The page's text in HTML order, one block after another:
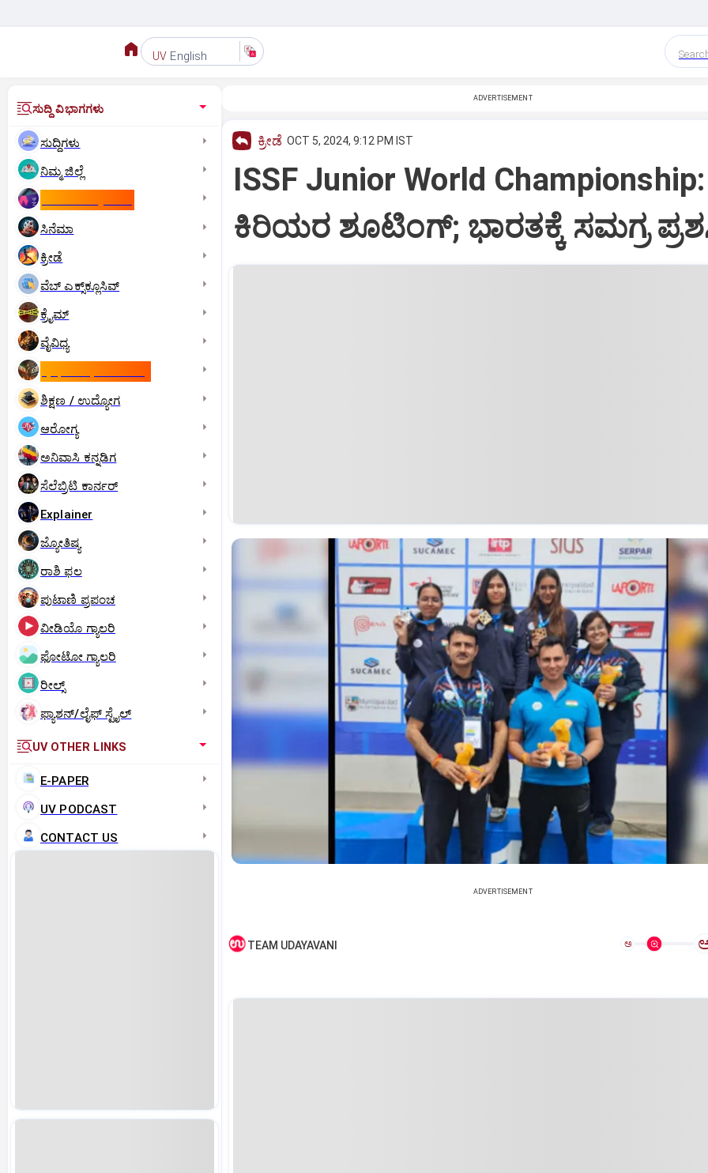
UV English
ಸುದ್ದಿ ವಿಭಾಗಗಳು
ಸುದ್ದಿಗಳು
ನಿಮ್ಮ ಜಿಲ್ಲೆ
ಸಿನೆಮಾ
ಕ್ರೀಡೆ
ವೆಬ್ ಎಕ್ಸ್‌ಕ್ಲೂಸಿವ್
ಕ್ರೈಮ್
ವೈವಿಧ್ಯ
ಶಿಕ್ಷಣ / ಉದ್ಯೋಗ
ಆರೋಗ್ಯ
ಅನಿವಾಸಿ ಕನ್ನಡಿಗ
ಸೆಲೆಬ್ರಿಟಿ ಕಾರ್ನರ್‌
Explainer
ಜ್ಯೋತಿಷ್ಯ
ರಾಶಿ ಫಲ
ಪುಟಾಣಿ ಪ್ರಪಂಚ
ವೀಡಿಯೊ ಗ್ಯಾಲರಿ
ಫೋಟೋ ಗ್ಯಾಲರಿ
ರೀಲ್ಸ್
ಫ್ಯಾಶನ್/ಲೈಫ್‌ ಸ್ಟೈಲ್
UV OTHER LINKS
E-PAPER
UV PODCAST
CONTACT US
ADVERTISEMENT
ಕ್ರೀಡೆ OCT 5, 2024, 9:12 PM IST
ISSF Junior World Championship:
ಕಿರಿಯರ ಶೂಟಿಂಗ್‌; ಭಾರತಕ್ಕೆ ಸಮಗ್ರ
ADVERTISEMENT
TEAM UDAYAVANI ಅ